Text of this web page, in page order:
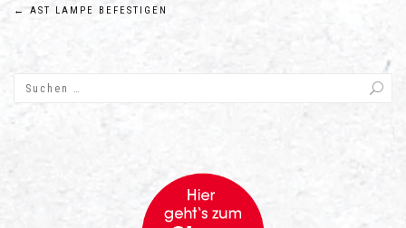
Beitragsnavigation
← AST LAMPE BEFESTIGEN